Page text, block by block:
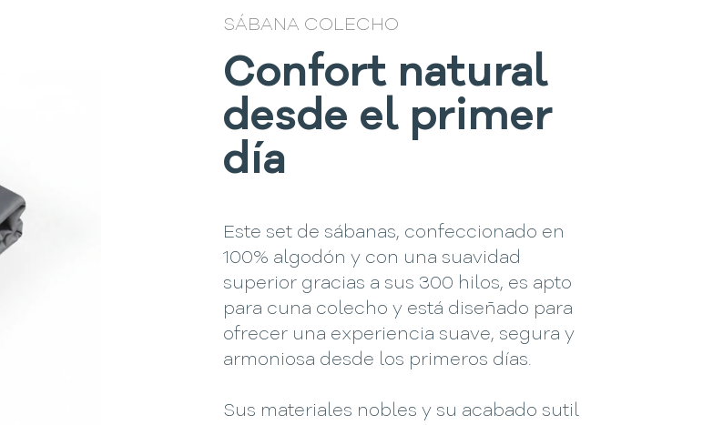
SÁBANA COLECHO
Confort natural
desde el primer
día
Este set de sábanas, confeccionado en
100% algodón y con una suavidad
superior gracias a sus 300 hilos, es apto
para cuna colecho y está diseñado para
ofrecer una experiencia suave, segura y
armoniosa desde los primeros días.
Sus materiales nobles y su acabado sutil